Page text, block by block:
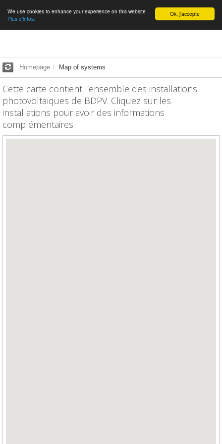
English Ok, j'accepte
We use cookies to enhance your experience on this website
Plus d'infos.
Homepage Map of systems
Cette carte contient l'ensemble des installations
photovoltaïques de BDPV. Cliquez sur les
installations pour avoir des informations
complémentaires.